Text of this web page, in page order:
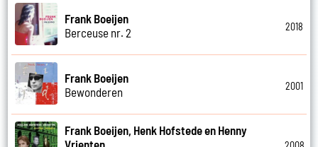
Frank Boeijen
Berceuse nr. 2
2018
Frank Boeijen
Bewonderen
2001
Frank Boeijen, Henk Hofstede en Henny
Vrienten